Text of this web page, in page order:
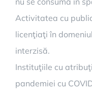
Activitatea cu
licenţiaţi în
interzisă.
Instituţiile cu
pandemiei cu